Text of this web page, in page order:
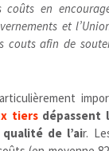
coûts en
et
couts afin de
tiers dépassent
de l’air.